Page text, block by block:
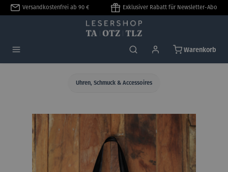
springen
Versandkostenfrei ab 90 € Exklusiver Rabatt für Newsletter-Abo
Warenkorb
Uhren, Schmuck & Accessoires
Bildergalerie überspringen